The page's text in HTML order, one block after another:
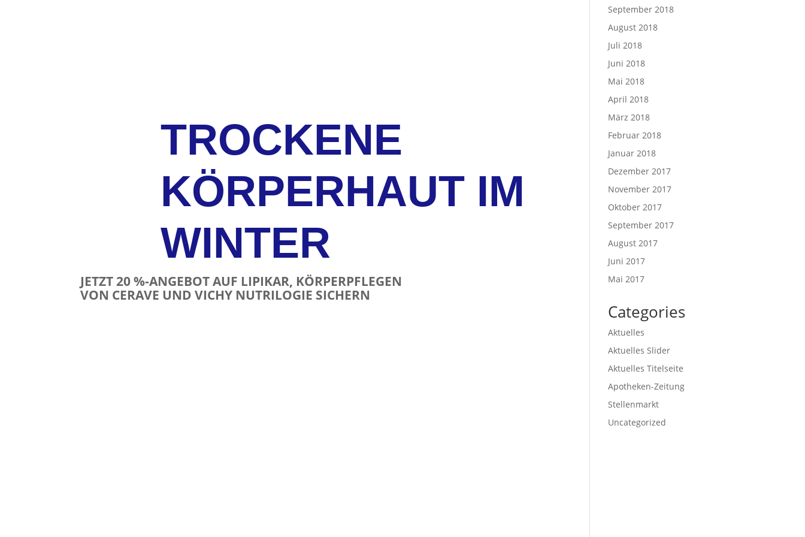
TROCKENE
KÖRPERHAUT IM
WINTER
JETZT 20 %-ANGEBOT AUF LIPIKAR, KÖRPERPFLEGEN
VON CERAVE UND VICHY NUTRILOGIE SICHERN
September 2018
August 2018
Juli 2018
Juni 2018
Mai 2018
April 2018
März 2018
Februar 2018
Januar 2018
Dezember 2017
November 2017
Oktober 2017
September 2017
August 2017
Juni 2017
Mai 2017
Categories
Aktuelles
Aktuelles Slider
Aktuelles Titelseite
Apotheken-Zeitung
Stellenmarkt
Uncategorized